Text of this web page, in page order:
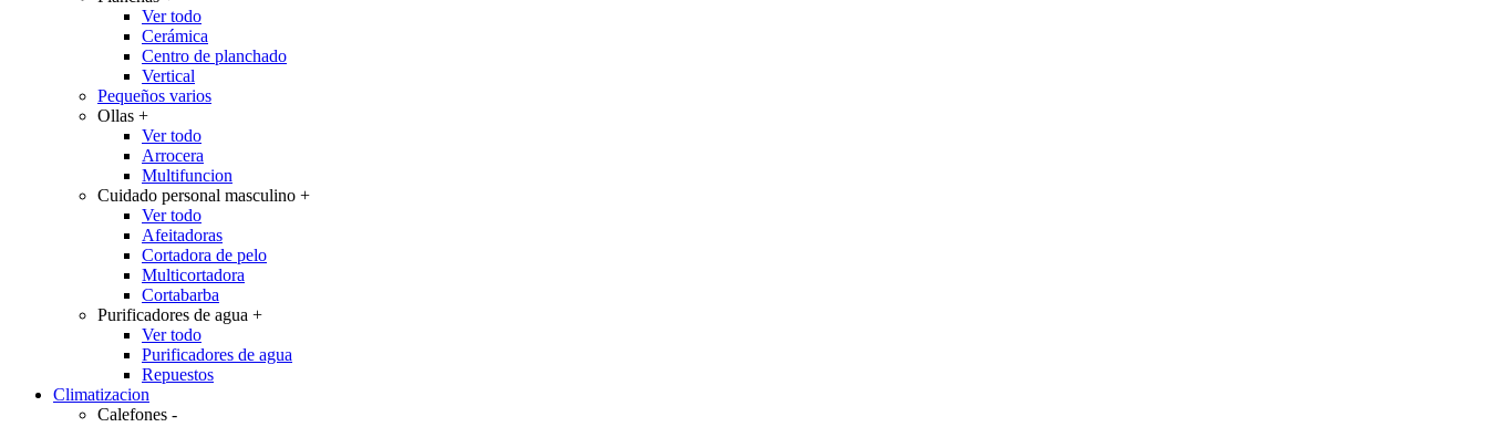
Ver todo
Cerámica
Centro de planchado
Vertical
Pequeños varios
Ollas +
Ver todo
Arrocera
Multifuncion
Cuidado personal masculino +
Ver todo
Afeitadoras
Cortadora de pelo
Multicortadora
Cortabarba
Purificadores de agua +
Ver todo
Purificadores de agua
Repuestos
Climatizacion
Calefones -